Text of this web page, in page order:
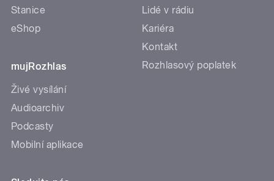
Stanice
eShop
mujRozhlas
Živé vysílání
Audioarchiv
Podcasty
Mobilní aplikace
Lidé v rádiu
Kariéra
Kontakt
Rozhlasový poplatek